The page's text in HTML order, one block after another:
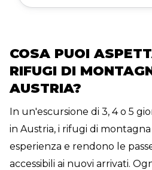
Karwendel Trek.
COSA PUOI
RIFUGI DI
AUSTRIA?
In un'escursione di 3, 4 o 5
in Austria, i rifugi di
esperienza e rendono le
accessibili ai nuovi arrivati.